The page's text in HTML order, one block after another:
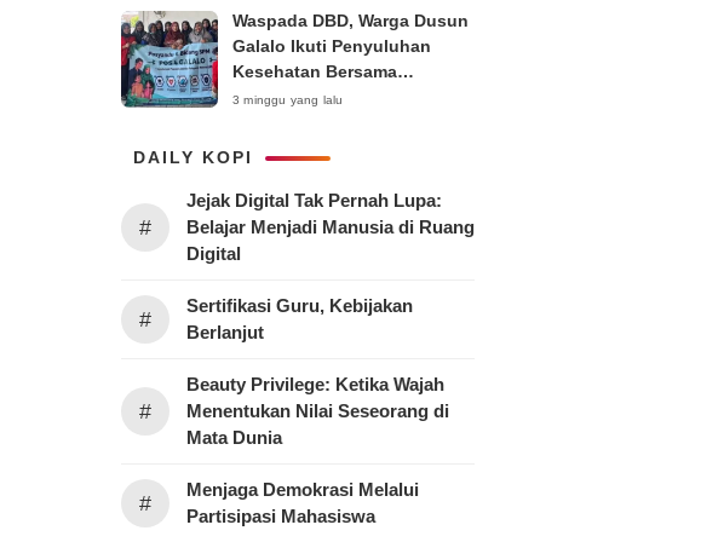
Waspada DBD, Warga Dusun
Galalo Ikuti Penyuluhan
Kesehatan Bersama
Mahasiswa Pemberdayaan
Surabaya 2026
3 minggu yang lalu
DAILY KOPI
#
Jejak Digital Tak Pernah Lupa:
Belajar Menjadi Manusia di Ruang
Digital
#
Sertifikasi Guru, Kebijakan
Berlanjut
#
Beauty Privilege: Ketika Wajah
Menentukan Nilai Seseorang di
Mata Dunia
#
Menjaga Demokrasi Melalui
Partisipasi Mahasiswa